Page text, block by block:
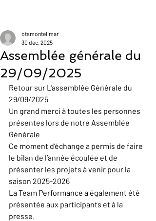
Assemblée générale du
29/09/2025
otsmontelimar
30 déc. 2025
Retour sur L'assemblée Générale du
29/09/2025
Un grand merci à toutes les personnes
présentes lors de notre Assemblée
Générale
Ce moment d’échange a permis de faire
le bilan de l’année écoulée et de
présenter les projets à venir pour la
saison 2025-2026
La Team Performance a également été
présentée aux participants et à la
presse.